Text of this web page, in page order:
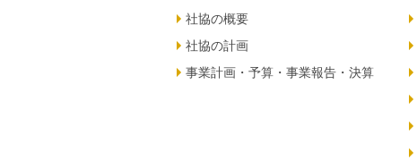
社協の概要
社協の計画
事業計画・予算・事業報告・決算